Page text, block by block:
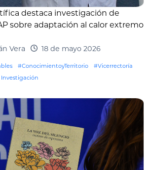
destaca investigación de
sobre adaptación al calor extremo
Vera 18 de mayo 2026
#ConocimientoyTerritorio
#Vicerrectoría
Investigación